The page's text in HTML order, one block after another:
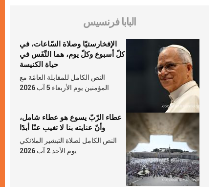
البابا فرنسيس
الإفخارستيّا وصلاة السّاعات، في
كلّ أسبوع وكلّ يوم، هما النَّفَس في
حياة الكنيسة
النص الكامل للمقابلة العامّة مع
المؤمنين يوم الأربعاء 5 آب 2026
عطاء الرّبّ يسوع هو عطاء شامل،
وأنّ عنايته بنا لا تغيب عنّا أبدًا
النص الكامل لصلاة التبشير الملائكي
يوم الأحد 2 آب 2026